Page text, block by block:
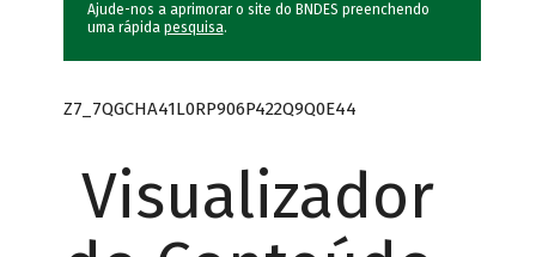
Ajude-nos a aprimorar o site do BNDES preenchendo
uma rápida pesquisa.
Z7_7QGCHA41L0RP906P422Q9Q0E44
Visualizador